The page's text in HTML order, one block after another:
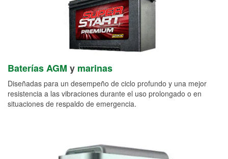
Baterías AGM y marinas
Diseñadas para un desempeño de ciclo profundo y una mejor
resistencia a las vibraciones durante el uso prolongado o en
situaciones de respaldo de emergencia.